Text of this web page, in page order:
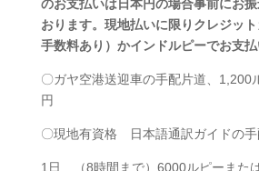
のお支払いは日本円の場合事前にお
おります。現地払いに限りクレジッ
手数料あり）かインドルピーでお支払
〇ガヤ空港送迎車の手配片道、1,200
円
〇現地有資格 日本語通訳ガイドの手
1日 （8時間まで）6000ルピーまた